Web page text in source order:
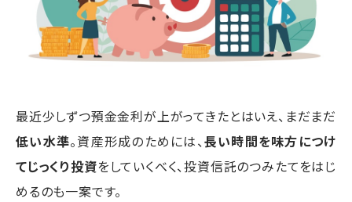
最近少しずつ預金金利が上がってきたとはいえ、まだまだ
低い水準。資産形成のためには、長い時間を味方につけ
てじっくり投資をしていくべく、投資信託のつみたてをはじ
めるのも一案です。